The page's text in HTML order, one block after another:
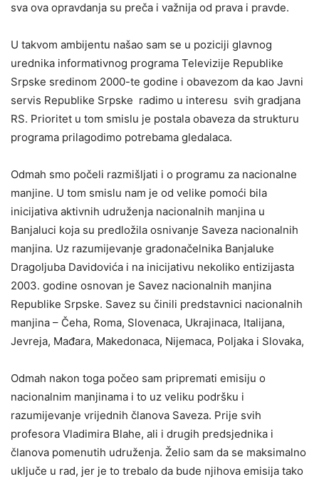
sva ova opravdanja su preča i važnija od prava i pravde.
U takvom ambijentu našao sam se u poziciji glavnog
urednika informativnog programa Televizije Republike
Srpske sredinom 2000-te godine i obavezom da kao Javni
servis Republike Srpske radimo u interesu svih gradjana
RS. Prioritet u tom smislu je postala obaveza da strukturu
programa prilagodimo potrebama gledalaca.
Odmah smo počeli razmišljati i o programu za nacionalne
manjine. U tom smislu nam je od velike pomoći bila
inicijativa aktivnih udruženja nacionalnih manjina u
Banjaluci koja su predložila osnivanje Saveza nacionalnih
manjina. Uz razumijevanje gradonačelnika Banjaluke
Dragoljuba Davidovića i na inicijativu nekoliko entizijasta
2003. godine osnovan je Savez nacionalnih manjina
Republike Srpske. Savez su činili predstavnici nacionalnih
manjina – Čeha, Roma, Slovenaca, Ukrajinaca, Italijana,
Jevreja, Mađara, Makedonaca, Nijemaca, Poljaka i Slovaka,
Odmah nakon toga počeo sam pripremati emisiju o
nacionalnim manjinama i to uz veliku podršku i
razumijevanje vrijednih članova Saveza. Prije svih
profesora Vladimira Blahe, ali i drugih predsjednika i
članova pomenutih udruženja. Želio sam da se maksimalno
uključe u rad, jer je to trebalo da bude njihova emisija tako